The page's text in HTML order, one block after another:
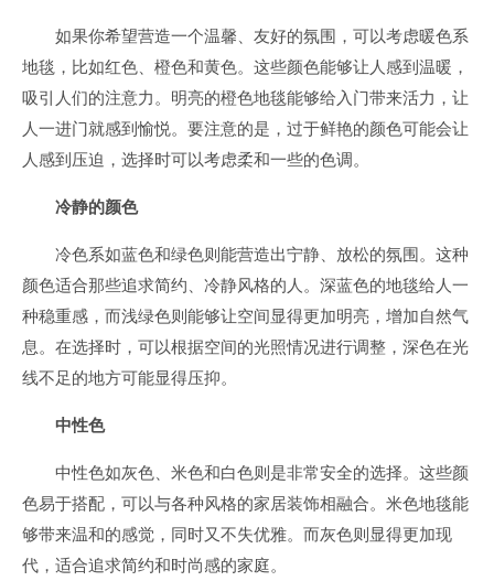
如果你希望营造一个温馨、友好的氛围，可以考虑暖色系
地毯，比如红色、橙色和黄色。这些颜色能够让人感到温暖，
吸引人们的注意力。明亮的橙色地毯能够给入门带来活力，让
人一进门就感到愉悦。要注意的是，过于鲜艳的颜色可能会让
人感到压迫，选择时可以考虑柔和一些的色调。
冷静的颜色
冷色系如蓝色和绿色则能营造出宁静、放松的氛围。这种
颜色适合那些追求简约、冷静风格的人。深蓝色的地毯给人一
种稳重感，而浅绿色则能够让空间显得更加明亮，增加自然气
息。在选择时，可以根据空间的光照情况进行调整，深色在光
线不足的地方可能显得压抑。
中性色
中性色如灰色、米色和白色则是非常安全的选择。这些颜
色易于搭配，可以与各种风格的家居装饰相融合。米色地毯能
够带来温和的感觉，同时又不失优雅。而灰色则显得更加现
代，适合追求简约和时尚感的家庭。